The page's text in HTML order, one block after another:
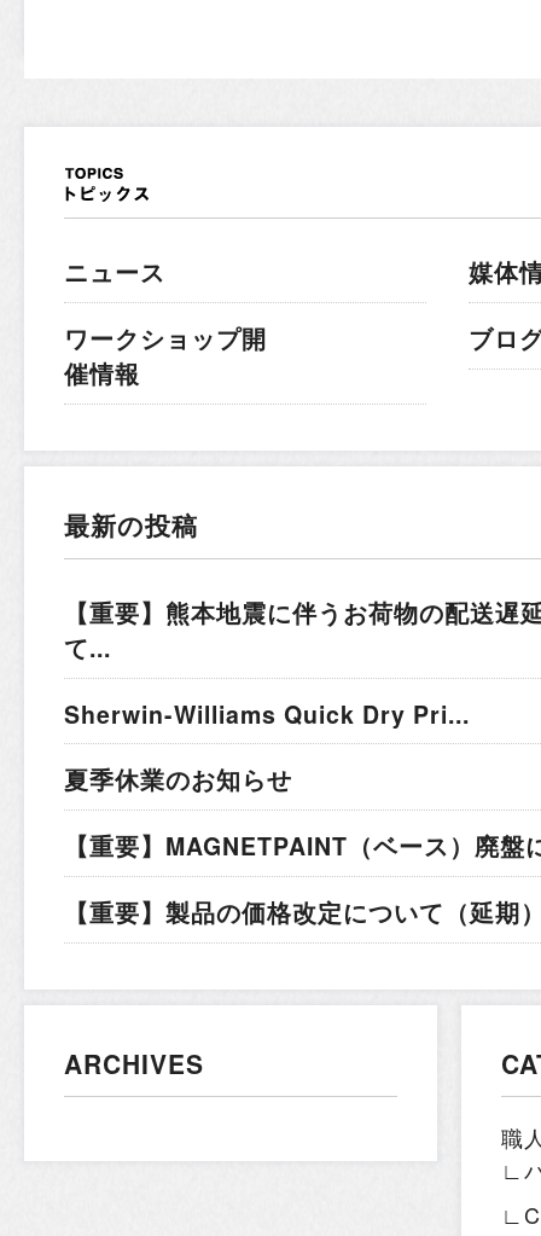
ニュース
ワークショップ開
催情報
媒体
ブロ
最新の投稿
【重要】熊本地震に伴うお荷物の配送遅
て...
Sherwin-Williams Quick Dry Pri...
夏季休業のお知らせ
【重要】MAGNETPAINT（ベース）廃
【重要】製品の価格改定について（延期
ARCHIVES
職
∟